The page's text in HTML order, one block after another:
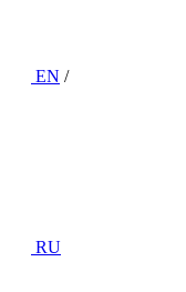
EN /
RU